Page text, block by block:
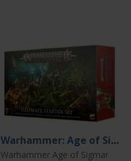
Warhammer: Age of Sigmar: Ultimate Starter Set
Warhammer Age of Sigmar